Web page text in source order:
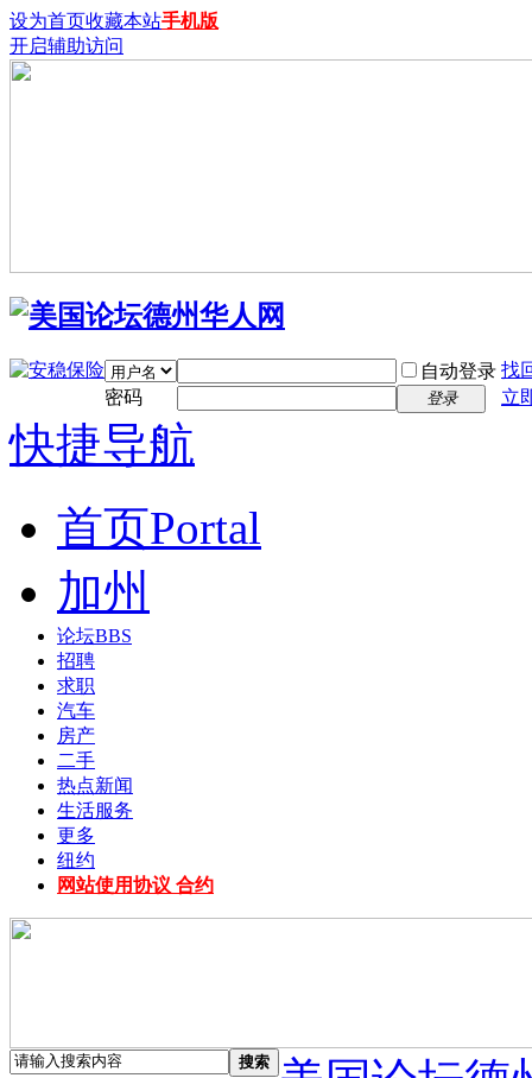
设为首页收藏本站手机版
开启辅助访问
自动登录 找
密码
登录 立
快捷导航
首页Portal
加州
论坛BBS
招聘
求职
汽车
房产
二手
热点新闻
生活服务
更多
纽约
网站使用协议 合约
搜索